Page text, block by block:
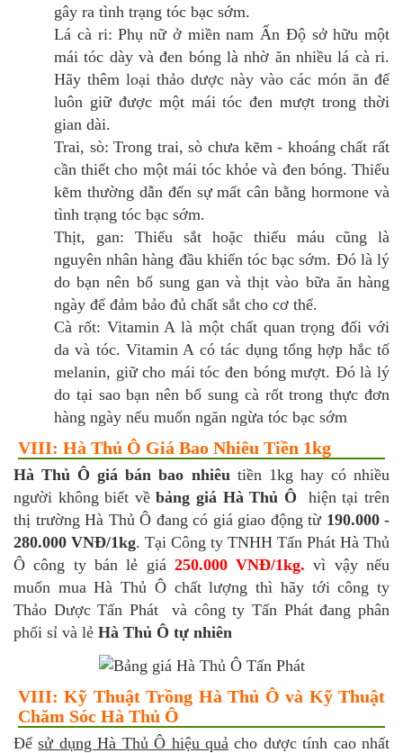
gây ra tình trạng tóc bạc sớm.
Lá cà ri: Phụ nữ ở miền nam Ấn Độ sở hữu một
mái tóc dày và đen bóng là nhờ ăn nhiều lá cà ri.
Hãy thêm loại thảo dược này vào các món ăn để
luôn giữ được một mái tóc đen mượt trong thời
gian dài.
Trai, sò: Trong trai, sò chưa kẽm - khoáng chất rất
cần thiết cho một mái tóc khỏe và đen bóng. Thiếu
kẽm thường dẫn đến sự mất cân bằng hormone và
tình trạng tóc bạc sớm.
Thịt, gan: Thiếu sắt hoặc thiếu máu cũng là
nguyên nhân hàng đầu khiến tóc bạc sớm. Đó là lý
do bạn nên bổ sung gan và thịt vào bữa ăn hàng
ngày để đảm bảo đủ chất sắt cho cơ thể.
Cà rốt: Vitamin A là một chất quan trọng đối với
da và tóc. Vitamin A có tác dụng tổng hợp hắc tố
melanin, giữ cho mái tóc đen bóng mượt. Đó là lý
do tại sao bạn nên bổ sung cà rốt trong thực đơn
hàng ngày nếu muốn ngăn ngừa tóc bạc sớm
VIII: Hà Thủ Ô Giá Bao Nhiêu Tiền 1kg
Hà Thủ Ô giá bán bao nhiêutiền 1kg hay có nhiều
người không biết vềbảng giá Hà Thủ Ô hiện tại trên
thị trường Hà Thủ Ô đang có giá giao động từ 190.000 -
280.000 VNĐ/1kg. Tại Công ty TNHH Tấn Phát Hà Thủ
Ô công ty bán lẻ giá 250.000 VNĐ/1kg. vì vậy nếu
muốn mua Hà Thủ Ô chất lượng thì hãy tới công ty
Thảo Dược Tấn Phát và công ty Tấn Phát đang phân
phối sỉ và lẻ Hà Thủ Ô tự nhiên
VIII: Kỹ Thuật Trồng Hà Thủ Ô và Kỹ Thuật
Chăm Sóc Hà Thủ Ô
Đểsử dụng Hà Thủ Ô hiệu quả cho dược tính cao nhất